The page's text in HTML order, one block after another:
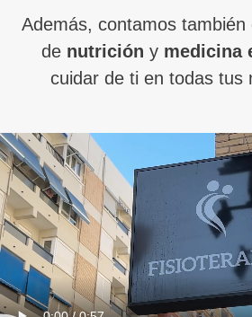
Además, contamos también
de nutrición y medicina
cuidar de ti en todas tus